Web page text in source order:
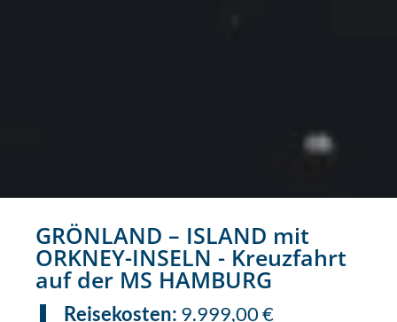
GRÖNLAND – ISLAND mit
ORKNEY-INSELN - Kreuzfahrt
auf der MS HAMBURG
Reisekosten: 9.999,00 €